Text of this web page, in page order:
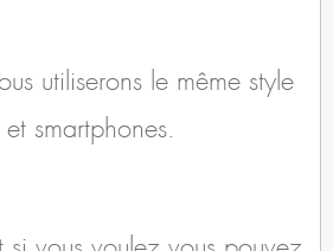
utiliserons le même style
smartphones.
si vous voulez vous pouvez